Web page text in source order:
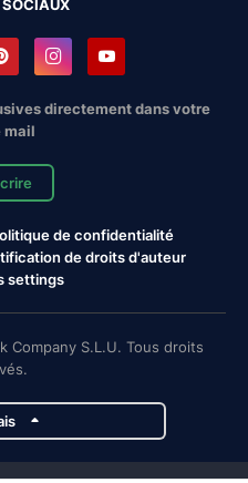
directement dans votre
mail
de confidentialité
de droits d'auteur
settings
S.L.U. Tous droits